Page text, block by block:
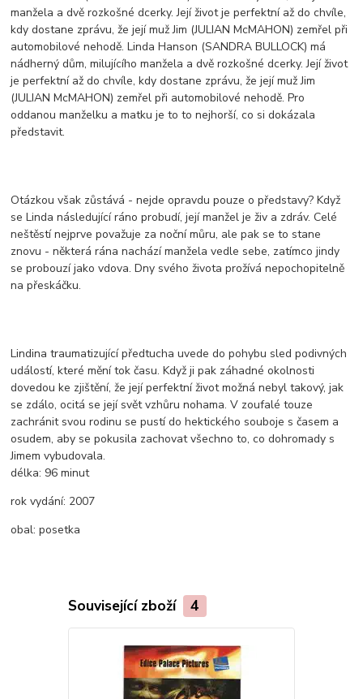
manžela a dvě rozkošné dcerky. Její život je perfektní až do chvíle,
kdy dostane zprávu, že její muž Jim (JULIAN McMAHON) zemřel při
automobilové nehodě. Linda Hanson (SANDRA BULLOCK) má
nádherný dům, milujícího manžela a dvě rozkošné dcerky. Její život
je perfektní až do chvíle, kdy dostane zprávu, že její muž Jim
(JULIAN McMAHON) zemřel při automobilové nehodě. Pro
oddanou manželku a matku je to to nejhorší, co si dokázala
představit.
Otázkou však zůstává - nejde opravdu pouze o představy? Když
se Linda následující ráno probudí, její manžel je živ a zdráv. Celé
neštěstí nejprve považuje za noční můru, ale pak se to stane
znovu - některá rána nachází manžela vedle sebe, zatímco jindy
se probouzí jako vdova. Dny svého života prožívá nepochopitelně
na přeskáčku.
Lindina traumatizující předtucha uvede do pohybu sled podivných
událostí, které mění tok času. Když ji pak záhadné okolnosti
dovedou ke zjištění, že její perfektní život možná nebyl takový, jak
se zdálo, ocitá se její svět vzhůru nohama. V zoufalé touze
zachránit svou rodinu se pustí do hektického souboje s časem a
osudem, aby se pokusila zachovat všechno to, co dohromady s
Jimem vybudovala.
délka: 96 minut
rok vydání: 2007
obal: posetka
Související zboží 4